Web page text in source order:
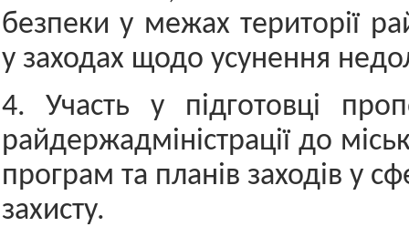
безпеки у межах території
у заходах щодо усунення
4. Участь у підготовці
райдержадміністрації до
програм та планів заходів у
захисту.